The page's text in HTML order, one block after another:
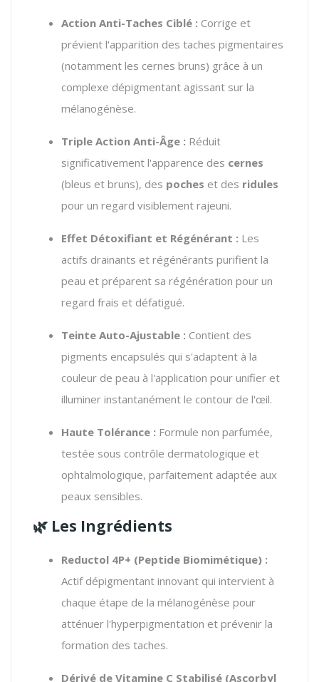
Action Anti-Taches Ciblé : Corrige et
prévient l'apparition des taches pigmentaires
(notamment les cernes bruns) grâce à un
complexe dépigmentant agissant sur la
mélanogénèse.
Triple Action Anti-Âge : Réduit
significativement l'apparence des cernes
(bleus et bruns), des poches et des ridules
pour un regard visiblement rajeuni.
Effet Détoxifiant et Régénérant : Les
actifs drainants et régénérants purifient la
peau et préparent sa régénération pour un
regard frais et défatigué.
Teinte Auto-Ajustable : Contient des
pigments encapsulés qui s'adaptent à la
couleur de peau à l'application pour unifier et
illuminer instantanément le contour de l'œil.
Haute Tolérance : Formule non parfumée,
testée sous contrôle dermatologique et
ophtalmologique, parfaitement adaptée aux
peaux sensibles.
🌿 Les Ingrédients
Reductol 4P+ (Peptide Biomimétique) :
Actif dépigmentant innovant qui intervient à
chaque étape de la mélanogénèse pour
atténuer l'hyperpigmentation et prévenir la
formation des taches.
Dérivé de Vitamine C Stabilisé (Ascorbyl